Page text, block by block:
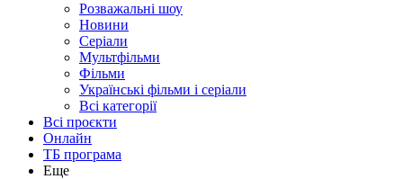
Розважальні шоу
Новини
Серіали
Мультфільми
Фільми
Українські фільми і серіали
Всі категорії
Всі проєкти
Онлайн
ТБ програма
Еще